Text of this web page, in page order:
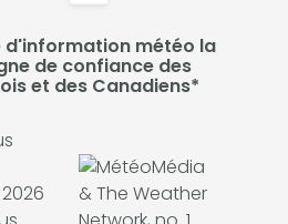
d'information météo la
de confiance des
et des Canadiens*